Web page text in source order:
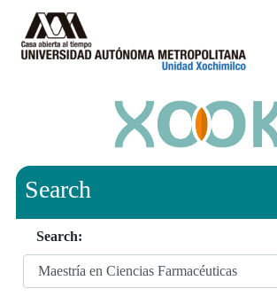
Search
Search: